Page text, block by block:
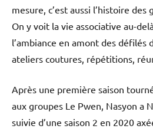
mesure, c’est aussi l’histoire
On y voit la vie associative au-
l’ambiance en amont des défilés
ateliers coutures, répétitions,
Après une première saison
aux groupes Le Pwen, Nasyon a
suivie d’une saison 2 en 2020